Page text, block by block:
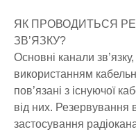
ЯК ПРОВОДИТЬСЯ
ЗВ’ЯЗКУ?
Основні канали
використанням
пов’язані з існуючої
від них. Резервування
застосування